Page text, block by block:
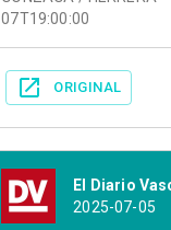
07T19:00:00
ORIGINAL
El Diario
2025-07-05